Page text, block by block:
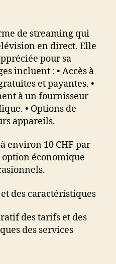
de streaming qui
en direct. Elle
pour sa
incluent : • Accès à
et payantes. •
à un fournisseur
• Options de
appareils.
environ 10 CHF par
économique
des caractéristiques
des tarifs et des
des services